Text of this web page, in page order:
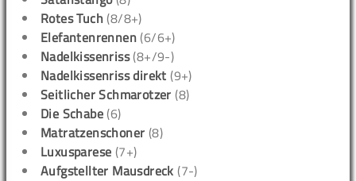
Rotes Tuch (8/8+)
Elefantenrennen (6/6+)
Nadelkissenriss(8+/9-)
Nadelkissenriss direkt (9+)
Seitlicher Schmarotzer (8)
Die Schabe (6)
Matratzenschoner (8)
Luxusparese (7+)
Aufgstellter Mausdreck (7-)